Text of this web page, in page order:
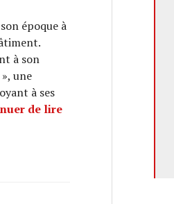
époque à
à son
une
à ses
de lireARCHI URBAIN (18/